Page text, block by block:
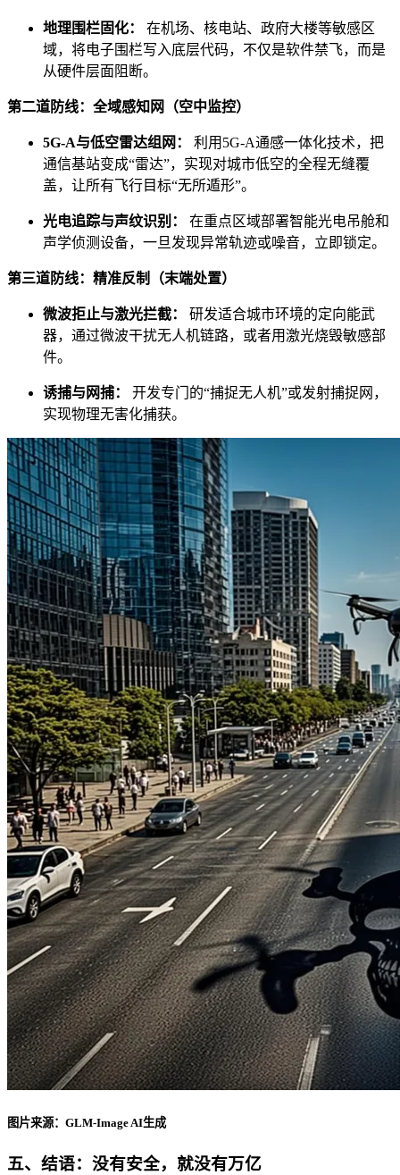
地理围栏固化：
在机场、核电站、政府大楼等敏感区
域，将电子围栏写入底层代码，不仅是软件禁飞，而是
从硬件层面阻断。
第二道防线：全域感知网（空中监控）
5G-A与低空雷达组网：
利用5G-A通感一体化技术，把
通信基站变成“雷达”，实现对城市低空的全程无缝覆
盖，让所有飞行目标“无所遁形”。
光电追踪与声纹识别：
在重点区域部署智能光电吊舱和
声学侦测设备，一旦发现异常轨迹或噪音，立即锁定。
第三道防线：精准反制（末端处置）
微波拒止与激光拦截：
研发适合城市环境的定向能武
器，通过微波干扰无人机链路，或者用激光烧毁敏感部
件。
诱捕与网捕：
开发专门的“捕捉无人机”或发射捕捉网，
实现物理无害化捕获。
图片来源：GLM-Image AI生成
五、结语：没有安全，就没有万亿